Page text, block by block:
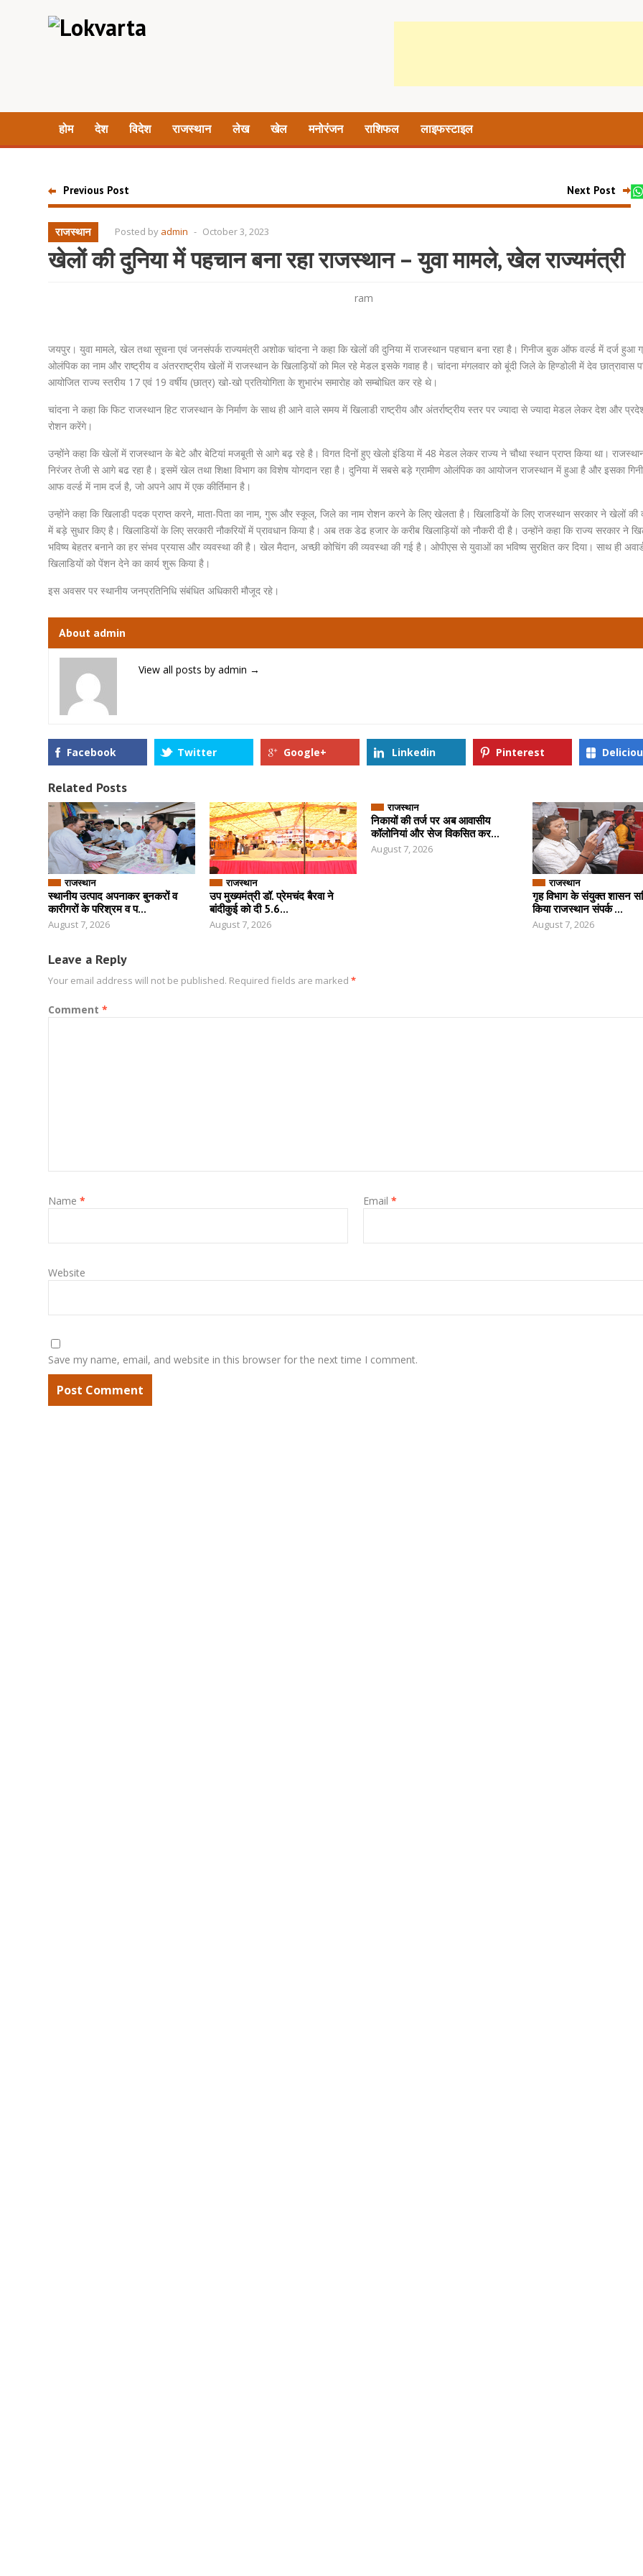
होम देश विदेश राजस्थान लेख खेल मनोरंजन राशिफल लाइफस्टाइल
Previous Post Next Post
राजस्थान Posted by admin - October 3, 2023
खेलों की दुनिया में पहचान बना रहा राजस्थान – युवा मामले, खेल राज्यमंत्री
ram
जयपुर। युवा मामले, खेल तथा सूचना एवं जनसंपर्क राज्यमंत्री अशोक चांदना ने कहा कि खेलों की दुनिया में राजस्थान पहचान बना रहा है। गिनीज बुक ऑफ वर्ल्ड में दर्ज हुआ
ओलंपिक का नाम और राष्ट्रीय व अंतरराष्ट्रीय खेलों में राजस्थान के खिलाड़ियों को मिल रहे मेडल इसके गवाह है। चांदना मंगलवार को बूंदी जिले के हिण्डोली में देव छात्रावास
आयोजित राज्य स्तरीय 17 एवं 19 वर्षीय (छात्र) खो-खो प्रतियोगिता के शुभारंभ समारोह को सम्बोधित कर रहे थे।
चांदना ने कहा कि फिट राजस्थान हिट राजस्थान के निर्माण के साथ ही आने वाले समय में खिलाडी राष्ट्रीय और अंतर्राष्ट्रीय स्तर पर ज्यादा से ज्यादा मेडल लेकर देश और
रोशन करेंगे।
उन्होंने कहा कि खेलों में राजस्थान के बेटे और बेटियां मजबूती से आगे बढ़ रहे है। विगत दिनों हुए खेलो इंडिया में 48 मेडल लेकर राज्य ने चौथा स्थान प्राप्त किया था।
निरंजर तेजी से आगे बढ रहा है। इसमें खेल तथा शिक्षा विभाग का विशेष योगदान रहा है। दुनिया में सबसे बड़े ग्रामीण ओलंपिक का आयोजन राजस्थान में हुआ है और इसका
आफ वर्ल्ड में नाम दर्ज है, जो अपने आप में एक कीर्तिमान है।
उन्होंने कहा कि खिलाडी पदक प्राप्त करने, माता-पिता का नाम, गुरू और स्कूल, जिले का नाम रोशन करने के लिए खेलता है। खिलाडियों के लिए राजस्थान सरकार ने खेलों की
में बड़े सुधार किए है। खिलाडियों के लिए सरकारी नौकरियों में प्रावधान किया है। अब तक डेढ हजार के करीब खिलाड़ियों को नौकरी दी है। उन्होंने कहा कि राज्य सरकार ने
भविष्य बेहतर बनाने का हर संभव प्रयास और व्यवस्था की है। खेल मैदान, अच्छी कोचिंग की व्यवस्था की गई है। ओपीएस से युवाओं का भविष्य सुरक्षित कर दिया। साथ ही
खिलाडियों को पेंशन देने का कार्य शुरू किया है।
इस अवसर पर स्थानीय जनप्रतिनिधि संबंधित अधिकारी मौजूद रहे।
About admin
View all posts by admin →
Facebook Twitter Google+ Linkedin Pinterest
Related Posts
राजस्थान
स्थानीय उत्पाद अपनाकर बुनकरों व
कारीगरों के परिश्रम व प...
August 7, 2026
राजस्थान
उप मुख्यमंत्री डॉ. प्रेमचंद बैरवा ने
बांदीकुई को दी 5.6...
August 7, 2026
राजस्थान
निकायों की तर्ज पर अब आवासीय
कॉलोनियां और सेज विकसित कर...
August 7, 2026
राजस्थान
गृह विभाग के संयुक्त शासन
किया राजस्थान संपर्क ...
August 7, 2026
Leave a Reply
Your email address will not be published. Required fields are marked *
Comment *
Name * Email *
Website
Save my name, email, and website in this browser for the next time I comment.